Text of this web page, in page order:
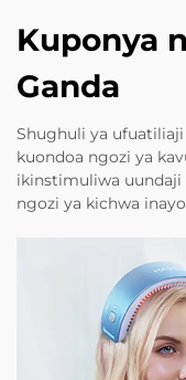
Kuponya
Ganda
Shughuli ya
kuondoa ngozi ya
ikinstimuliwa uundaji
ngozi ya kichwa